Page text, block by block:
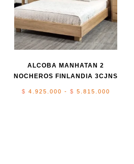
ALCOBA MANHATAN 2
NOCHEROS FINLANDIA 3CJNS
$ 4.925.000 - $ 5.815.000